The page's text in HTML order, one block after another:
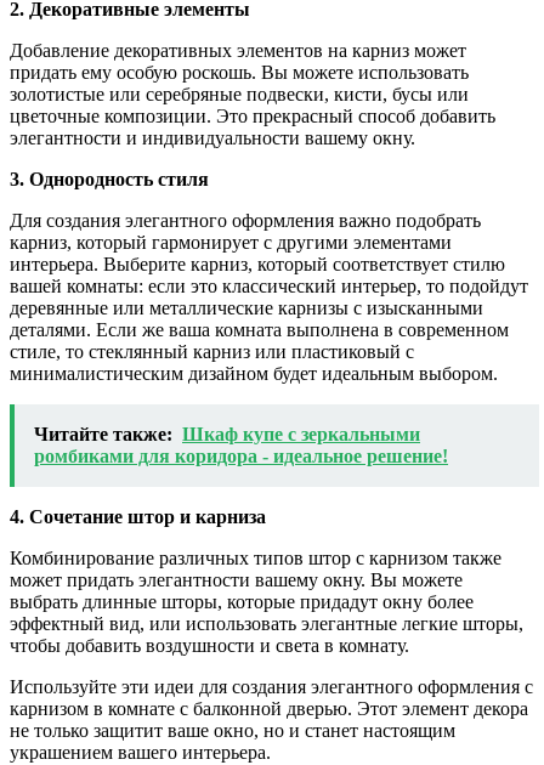
2. Декоративные элементы
Добавление декоративных элементов на карниз может
придать ему особую роскошь. Вы можете использовать
золотистые или серебряные подвески, кисти, бусы или
цветочные композиции. Это прекрасный способ добавить
элегантности и индивидуальности вашему окну.
3. Однородность стиля
Для создания элегантного оформления важно подобрать
карниз, который гармонирует с другими элементами
интерьера. Выберите карниз, который соответствует стилю
вашей комнаты: если это классический интерьер, то подойдут
деревянные или металлические карнизы с изысканными
деталями. Если же ваша комната выполнена в современном
стиле, то стеклянный карниз или пластиковый с
минималистическим дизайном будет идеальным выбором.
Читайте также: Шкаф купе с зеркальными
ромбиками для коридора - идеальное решение!
4. Сочетание штор и карниза
Комбинирование различных типов штор с карнизом также
может придать элегантности вашему окну. Вы можете
выбрать длинные шторы, которые придадут окну более
эффектный вид, или использовать элегантные легкие шторы,
чтобы добавить воздушности и света в комнату.
Используйте эти идеи для создания элегантного оформления с
карнизом в комнате с балконной дверью. Этот элемент декора
не только защитит ваше окно, но и станет настоящим
украшением вашего интерьера.